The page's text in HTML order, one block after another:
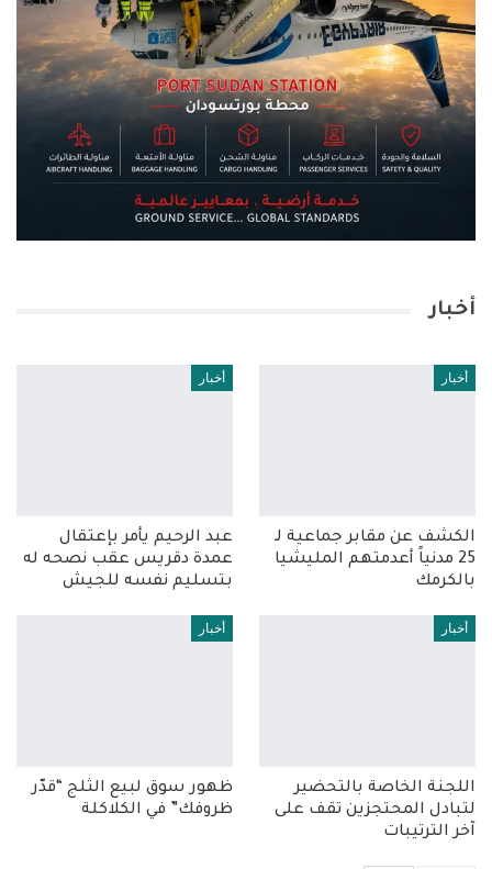
أخبار
أخبار
الكشف عن مقابر جماعية لـ
25 مدنياً أعدمتهم المليشيا
بالكرمك
أخبار
عبد الرحيم يأمر بإعتقال
عمدة دقريس عقب نصحه له
بتسليم نفسه للجيش
أخبار
اللجنة الخاصة بالتحضير
لتبادل المحتجزين تقف على
آخر الترتيبات
أخبار
ظهور سوق لبيع الثلج “قدّر
ظروفك” في الكلاكلة